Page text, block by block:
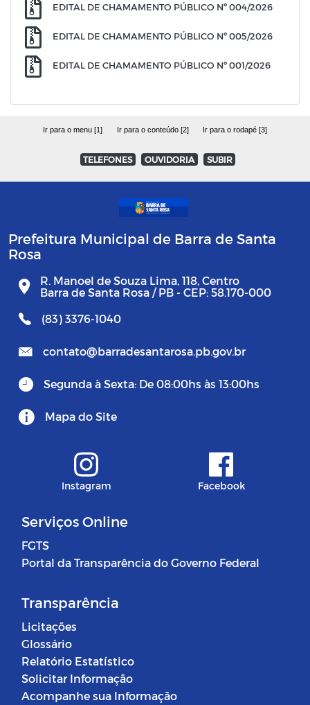
EDITAL DE CHAMAMENTO PÚBLICO Nº 004/2026
EDITAL DE CHAMAMENTO PÚBLICO Nº 005/2026
EDITAL DE CHAMAMENTO PÚBLICO Nº 001/2026
Ir para o menu [1] Ir para o conteúdo [2] Ir para o rodapé [3]
TELEFONES OUVIDORIA SUBIR
Prefeitura Municipal de Barra de Santa
Rosa
R. Manoel de Souza Lima, 118, Centro
Barra de Santa Rosa / PB - CEP: 58.170-000
(83) 3376-1040
contato@barradesantarosa.pb.gov.br
Segunda à Sexta: De 08:00hs às 13:00hs
Mapa do Site
Instagram Facebook
Serviços Online
FGTS
Portal da Transparência do Governo Federal
Transparência
Licitações
Glossário
Relatório Estatístico
Solicitar Informação
Acompanhe sua Informação